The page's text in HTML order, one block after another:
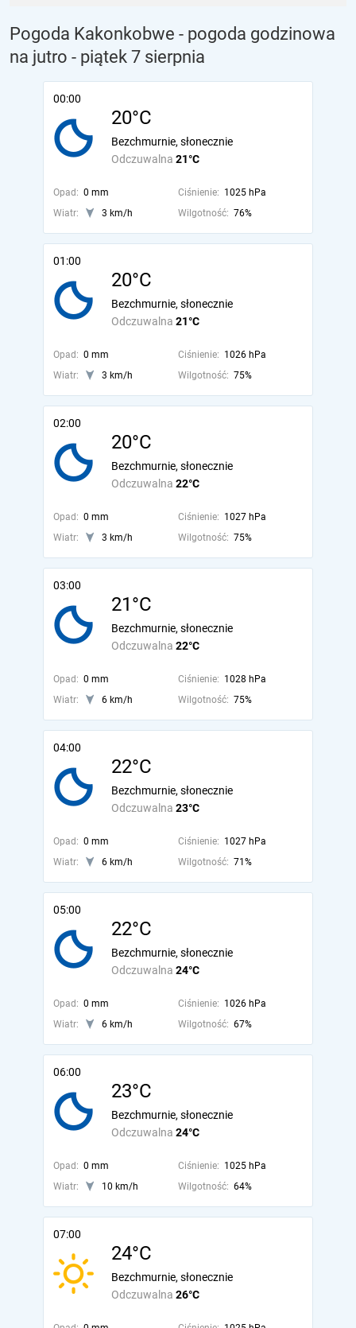
Pogoda Kakonkobwe - pogoda godzinowa
na jutro - piątek 7 sierpnia
00:00
20°C
Odczuwalna 21°C
Bezchmurnie, słonecznie
Opad: 0 mm Ciśnienie: 1025 hPa
Wiatr:
3 km/h Wilgotność: 76%
01:00
20°C
Odczuwalna 21°C
Bezchmurnie, słonecznie
Opad: 0 mm Ciśnienie: 1026 hPa
Wiatr:
3 km/h Wilgotność: 75%
02:00
20°C
Odczuwalna 22°C
Bezchmurnie, słonecznie
Opad: 0 mm Ciśnienie: 1027 hPa
Wiatr:
3 km/h Wilgotność: 75%
03:00
21°C
Odczuwalna 22°C
Bezchmurnie, słonecznie
Opad: 0 mm Ciśnienie: 1028 hPa
Wiatr:
6 km/h Wilgotność: 75%
04:00
22°C
Odczuwalna 23°C
Bezchmurnie, słonecznie
Opad: 0 mm Ciśnienie: 1027 hPa
Wiatr:
6 km/h Wilgotność: 71%
05:00
22°C
Odczuwalna 24°C
Bezchmurnie, słonecznie
Opad: 0 mm Ciśnienie: 1026 hPa
Wiatr:
6 km/h Wilgotność: 67%
06:00
23°C
Odczuwalna 24°C
Bezchmurnie, słonecznie
Opad: 0 mm Ciśnienie: 1025 hPa
Wiatr:
10 km/h Wilgotność: 64%
07:00
24°C
Odczuwalna 26°C
Bezchmurnie, słonecznie